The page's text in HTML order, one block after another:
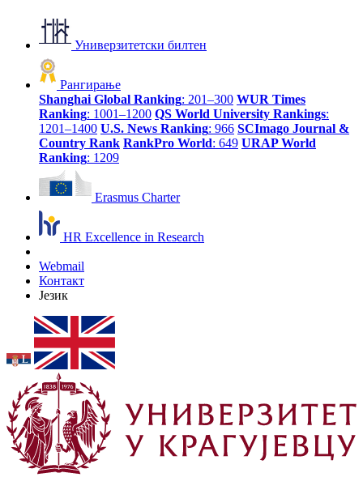
Универзитетски билтен
Рангирање
Shanghai Global Ranking: 201–300 WUR Times
Ranking: 1001–1200 QS World University Rankings:
1201–1400 U.S. News Ranking: 966 SCImago Journal &
Country Rank RankPro World: 649 URAP World
Ranking: 1209
Erasmus Charter
HR Excellence in Research
Webmail
Контакт
Језик